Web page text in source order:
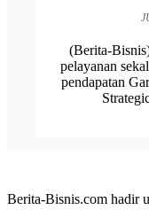
(Berita-
pelayanan
pendapatan
Berita-Bisnis.com hadir